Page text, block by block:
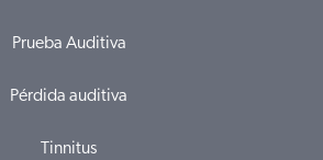
Prueba Auditiva
Pérdida auditiva
Tinnitus